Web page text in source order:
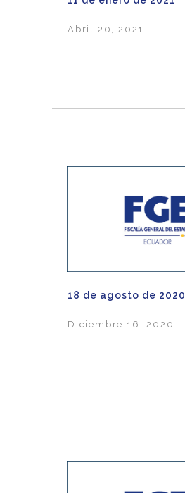
Abril 20, 2021
18 de agosto de 2020
Diciembre 16, 2020